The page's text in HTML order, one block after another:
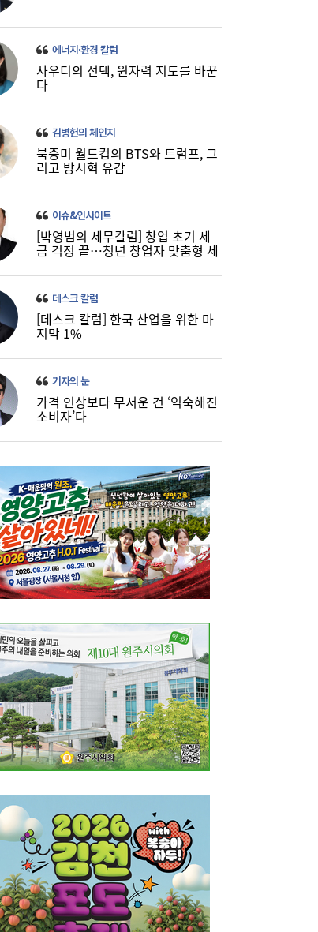
동해안 최대 150㎜ 폭우 비상
에너지·환경 칼럼
사우디의 선택, 원자력 지도를 바꾼
다
김병헌의 체인지
북중미 월드컵의 BTS와 트럼프, 그
리고 방시혁 유감
이슈&인사이트
[박영범의 세무칼럼] 창업 초기 세
금 걱정 끝…청년 창업자 맞춤형 세
데스크 칼럼
[데스크 칼럼] 한국 산업을 위한 마
지막 1%
기자의 눈
가격 인상보다 무서운 건 ‘익숙해진
소비자’다